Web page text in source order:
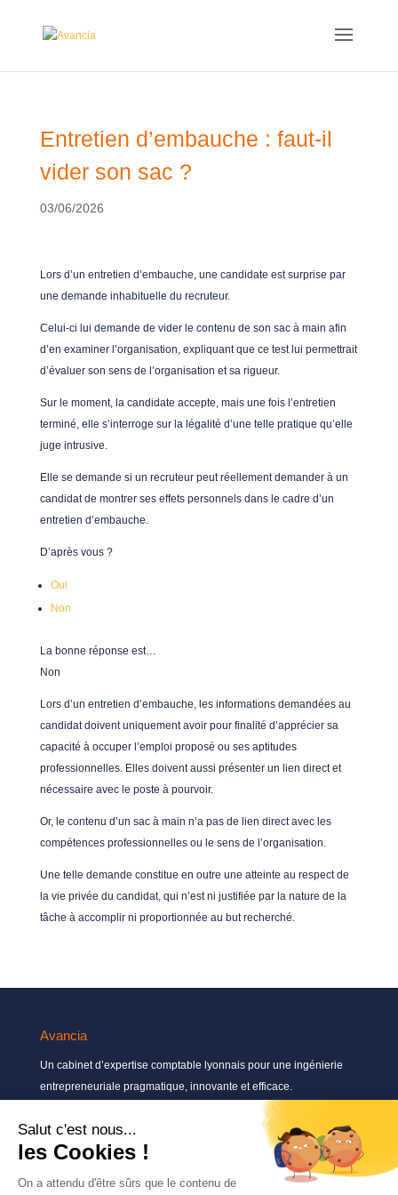
Entretien d’embauche : faut-il
vider son sac ?
03/06/2026
Lors d’un entretien d’embauche, une candidate est surprise par
une demande inhabituelle du recruteur.
Celui-ci lui demande de vider le contenu de son sac à main afin
d’en examiner l’organisation, expliquant que ce test lui permettrait
d’évaluer son sens de l’organisation et sa rigueur.
Sur le moment, la candidate accepte, mais une fois l’entretien
terminé, elle s’interroge sur la légalité d’une telle pratique qu’elle
juge intrusive.
Elle se demande si un recruteur peut réellement demander à un
candidat de montrer ses effets personnels dans le cadre d’un
entretien d’embauche.
D’après vous ?
Oui
Non
La bonne réponse est…
Non
Lors d’un entretien d’embauche, les informations demandées au
candidat doivent uniquement avoir pour finalité d’apprécier sa
capacité à occuper l’emploi proposé ou ses aptitudes
professionnelles. Elles doivent aussi présenter un lien direct et
nécessaire avec le poste à pourvoir.
Or, le contenu d’un sac à main n’a pas de lien direct avec les
compétences professionnelles ou le sens de l’organisation.
Une telle demande constitue en outre une atteinte au respect de
la vie privée du candidat, qui n’est ni justifiée par la nature de la
tâche à accomplir ni proportionnée au but recherché.
Avancia
Un cabinet d’expertise comptable lyonnais pour une ingénierie
entrepreneuriale pragmatique, innovante et efficace.
Contactez-nous